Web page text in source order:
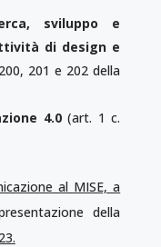
sviluppo e
di design e
201 e 202 della
4.0(art. 1 c.
al MISE, a
della